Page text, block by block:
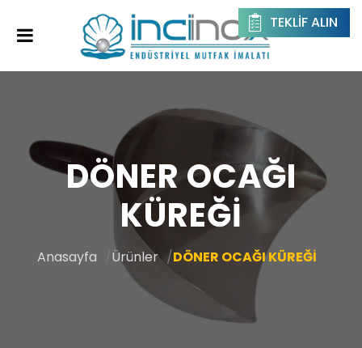
TEKLIF ALIN
DÖNER OCAĞI
KÜREĞİ
Anasayfa Ürünler DÖNER OCAĞI KÜREĞİ